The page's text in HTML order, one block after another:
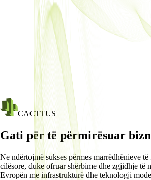
CACTTUS
Gati për të përmirësuar
Ne ndërtojmë sukses përmes marrëdhënieve
cilësore, duke ofruar shërbime dhe zgjidhje të
Evropën me infrastrukturë dhe teknologji